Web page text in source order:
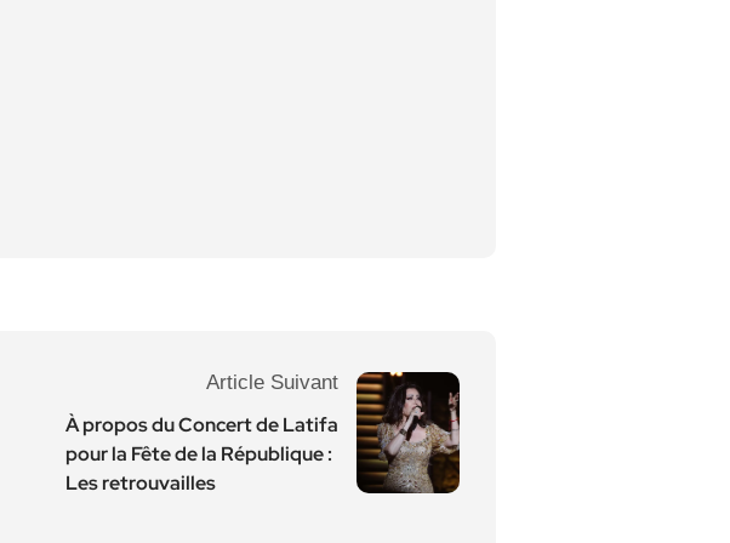
Article Suivant
À propos du Concert de Latifa
pour la Fête de la République :
Les retrouvailles